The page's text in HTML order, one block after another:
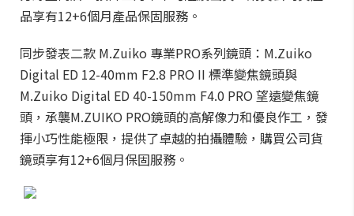
品享有12+6個月產品保固服務。
同步發表二款 M.Zuiko 專業PRO系列鏡頭：M.Zuiko
Digital ED 12-40mm F2.8 PRO II 標準變焦鏡頭與
M.Zuiko Digital ED 40-150mm F4.0 PRO 望遠變焦鏡
頭，承襲M.ZUIKO PRO鏡頭的高解像力和優良作工，發
揮小巧性能極限，提供了卓越的拍攝體驗，購買公司貨
鏡頭享有12+6個月保固服務。